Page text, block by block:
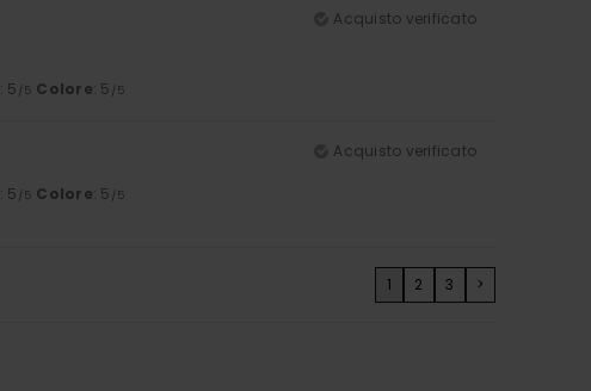
Acquisto verificato
: 5 /5 Colore: 5 /5
Acquisto verificato
: 5 /5 Colore: 5 /5
1 2 3 >